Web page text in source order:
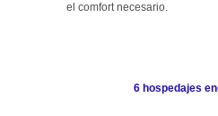
el comfort necesario.
6 hospedajes